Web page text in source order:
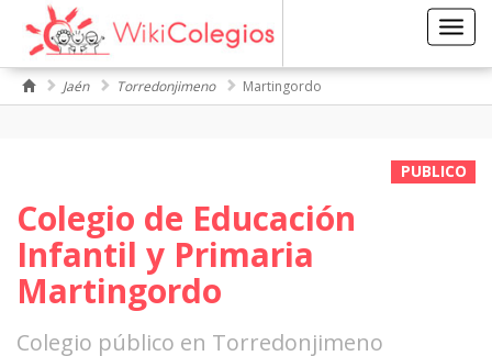
Jaén Torredonjimeno Martingordo
PUBLICO
Colegio de Educación
Infantil y Primaria
Martingordo
Colegio público en Torredonjimeno